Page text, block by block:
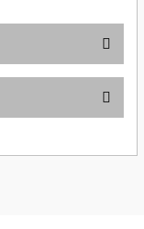
kullanarak tarafımıza